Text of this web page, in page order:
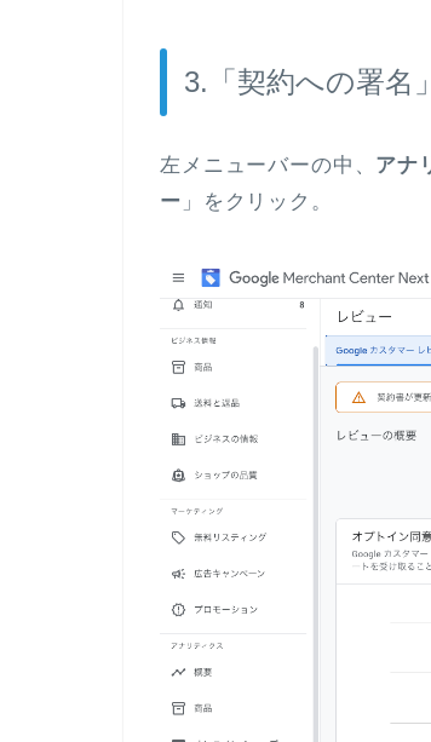
3.「契約への署名
左メニューバーの中、 アナ
ー 」をクリック。